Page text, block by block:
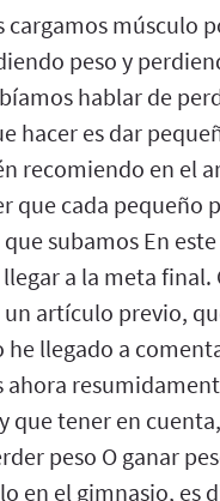
cargamos músculo
peso y
hablar de
hacer es dar
recomiendo en el
que cada pequeño
subamos En
a la meta final.
artículo previo,
he llegado a
que tener en
peso O ganar
en el gimnasio, es